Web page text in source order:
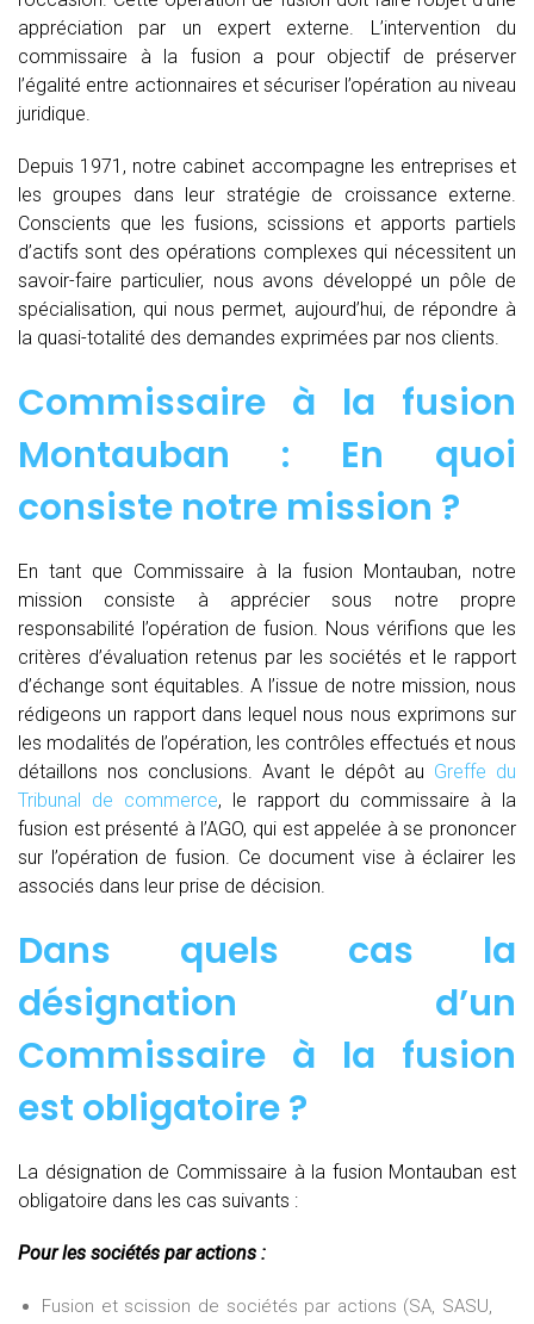
appréciation par un expert externe. L’intervention du
commissaire à la fusion
a pour objectif de préserver
l’égalité entre actionnaires et sécuriser l’opération au niveau
juridique.
Depuis 1971, notre cabinet accompagne les entreprises et
les groupes dans leur stratégie de croissance externe.
Conscients que les fusions, scissions et apports partiels
d’actifs sont des opérations complexes qui nécessitent un
savoir-faire particulier, nous avons développé un pôle de
spécialisation, qui nous permet, aujourd’hui, de répondre à
la quasi-totalité des demandes exprimées par nos clients.
Commissaire à la fusion
Montauban : En quoi
consiste notre mission ?
En tant que Commissaire à la fusion Montauban, notre
mission consiste à apprécier sous notre propre
responsabilité l’opération de fusion. Nous vérifions que les
critères d’évaluation retenus par les sociétés et le rapport
d’échange sont équitables. A l’issue de notre mission, nous
rédigeons un rapport dans lequel nous nous exprimons sur
les modalités de l’opération, les contrôles effectués et nous
détaillons nos conclusions. Avant le dépôt au Greffe du
Tribunal de commerce, le rapport du commissaire à la
fusion est présenté à l’AGO, qui est appelée à se prononcer
sur l’opération de fusion. Ce document vise à éclairer les
associés dans leur prise de décision.
Dans quels cas la
désignation d’un
Commissaire à la fusion
est obligatoire ?
La désignation de Commissaire à la fusion Montauban est
obligatoire dans les cas suivants :
Pour les sociétés par actions :
Fusion et scission de sociétés par actions (SA, SASU,